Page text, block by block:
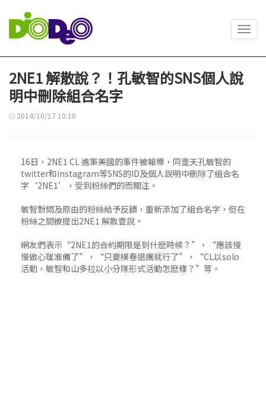
2NE1 解散說？！孔敏智的SNS個人說
明中刪除組合名字
2014/10/17 10:10
16日，2NE1 CL 進軍美國的事件被報導，同壹天孔敏智的
twitter和instagram等SNS的ID及個人說明中刪除了組合名
字‘2NE1’，受到粉絲們的而關注。
敏智對問及原由的粉絲給予反饋，重新添加了組合名字，但在
粉絲之間被提出2NE1 解散壹說。
網友們表示“2NE1的合約期限是到什麽時候？”，“應該慢
慢做心理准備了”，“只要樸春退團就行了”，“CL以solo
活動，敏智和山多拉以小分隊形式活動怎麽樣？”等。